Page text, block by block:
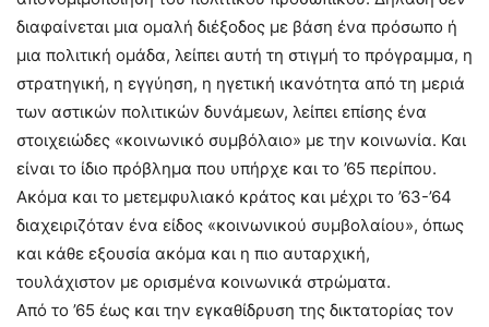
διαφαίνεται μια ομαλή διέξοδος με βάση ένα πρόσωπο ή
μια πολιτική ομάδα, λείπει αυτή τη στιγμή το πρόγραμμα, η
στρατηγική, η εγγύηση, η ηγετική ικανότητα από τη μεριά
των αστικών πολιτικών δυνάμεων, λείπει επίσης ένα
στοιχειώδες «κοινωνικό συμβόλαιο» με την κοινωνία. Και
είναι το ίδιο πρόβλημα που υπήρχε και το ’65 περίπου.
Ακόμα και το μετεμφυλιακό κράτος και μέχρι το ’63-’64
διαχειριζόταν ένα είδος «κοινωνικού συμβολαίου», όπως
και κάθε εξουσία ακόμα και η πιο αυταρχική,
τουλάχιστον με ορισμένα κοινωνικά στρώματα.
Από το ’65 έως και την εγκαθίδρυση της δικτατορίας τον